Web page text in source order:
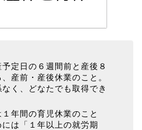
定日の６週間前と産後８
産前・産後休業のこと。
く、どなたでも取得でき
年間の育児休業のこと
は「１年以上の就労期